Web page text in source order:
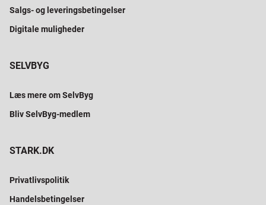
Salgs- og leveringsbetingelser
Digitale muligheder
SELVBYG
Læs mere om SelvByg
Bliv SelvByg-medlem
STARK.DK
Privatlivspolitik
Handelsbetingelser